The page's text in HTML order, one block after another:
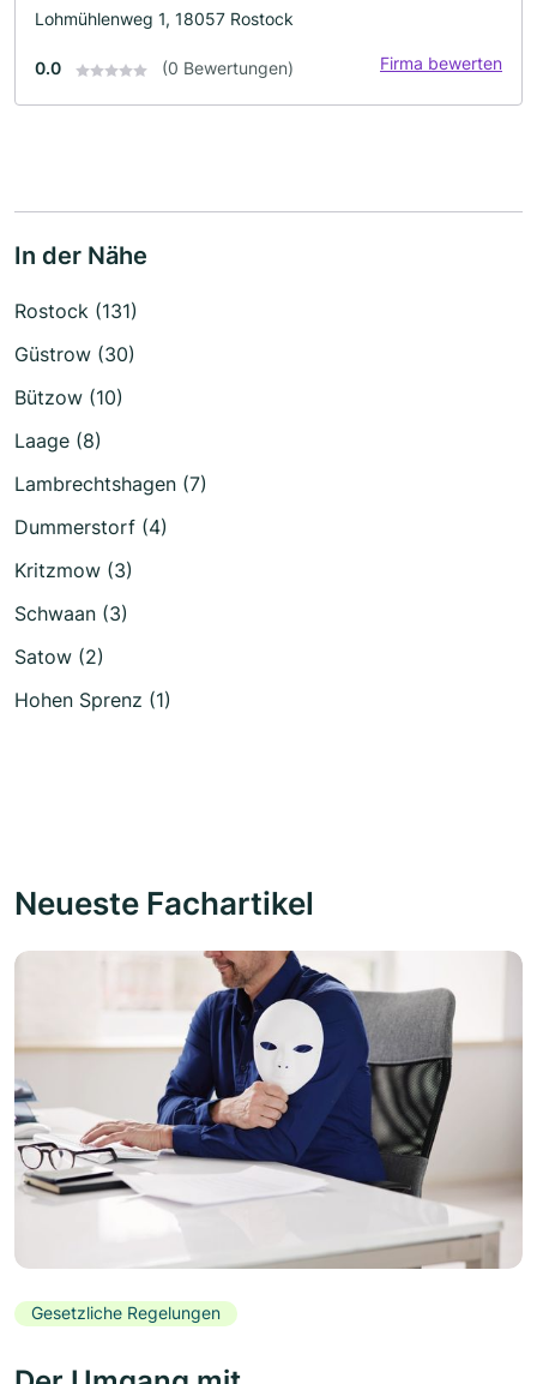
Lohmühlenweg 1, 18057 Rostock
0.0 (0 Bewertungen) Firma bewerten
In der Nähe
Rostock (131)
Güstrow (30)
Bützow (10)
Laage (8)
Lambrechtshagen (7)
Dummerstorf (4)
Kritzmow (3)
Schwaan (3)
Satow (2)
Hohen Sprenz (1)
Neueste Fachartikel
Gesetzliche Regelungen